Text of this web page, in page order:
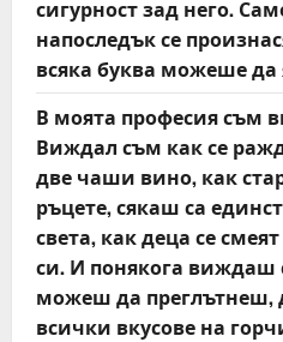
o
n
сигурност зад него.
напоследък се
всяка буква можеше да
В моята професия съм
Виждал съм как се
две чаши вино, как
ръцете, сякаш са
света, как деца се
си. И понякога виждаш
можеш да преглътнеш,
всички вкусове на